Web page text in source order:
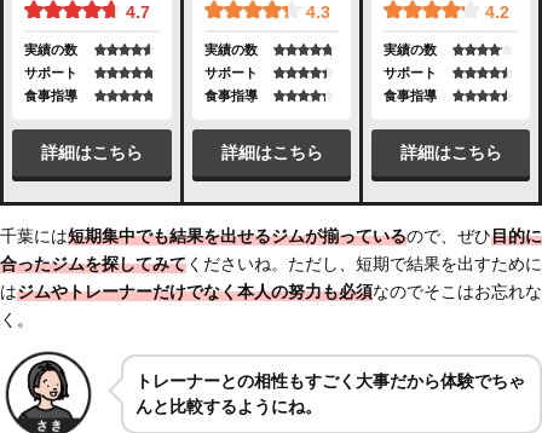
4.7
実績の数
サポート
食事指導
詳細はこちら
4.3
実績の数
サポート
食事指導
詳細はこちら
4.2
実績の数
サポート
食事指導
詳細はこちら
千葉には短期集中でも結果を出せるジムが揃っているので、ぜひ目的に
合ったジムを探してみてくださいね。ただし、短期で結果を出すために
はジムやトレーナーだけでなく本人の努力も必須なのでそこはお忘れな
く。
トレーナーとの相性もすごく大事だから体験でちゃ
んと比較するようにね。